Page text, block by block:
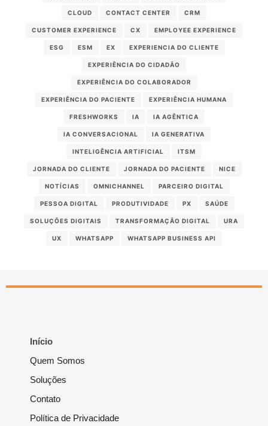
CLOUD CONTACT CENTER CRM
CUSTOMER EXPERIENCE CX EMPLOYEE EXPERIENCE
ESG ESM EX EXPERIENCIA DO CLIENTE
EXPERIÊNCIA DO CIDADÃO
EXPERIÊNCIA DO COLABORADOR
EXPERIÊNCIA DO PACIENTE EXPERIÊNCIA HUMANA
FRESHWORKS IA IA AGÊNTICA
IA CONVERSACIONAL IA GENERATIVA
INTELIGÊNCIA ARTIFICIAL ITSM
JORNADA DO CLIENTE JORNADA DO PACIENTE NICE
NOTÍCIAS OMNICHANNEL PARCEIRO DIGITAL
PESSOA DIGITAL PRODUTIVIDADE PX SAÚDE
SOLUÇÕES DIGITAIS TRANSFORMAÇÃO DIGITAL URA
UX WHATSAPP WHATSAPP BUSINESS API
Início
Quem Somos
Soluções
Contato
Política de Privacidade